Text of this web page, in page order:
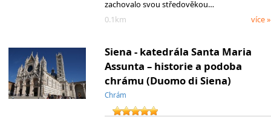
zachovalo svou středověkou…
0.1km
více »
Siena - katedrála Santa Maria
Assunta – historie a podoba
chrámu (Duomo di Siena)
Chrám